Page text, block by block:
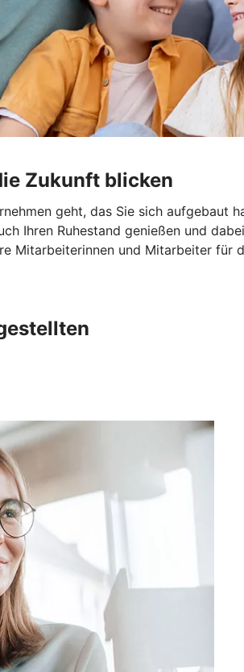
Zukunft blicken
geht, das Sie sich aufgebaut
Ihren Ruhestand genießen und
Mitarbeiterinnen und Mitarbeiter